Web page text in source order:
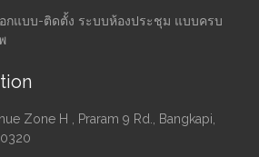
กแบบ-ติดตั้ง ระบบห้องประชุม แบบครบ
Zone H , Praram 9 Rd., Bangkapi,